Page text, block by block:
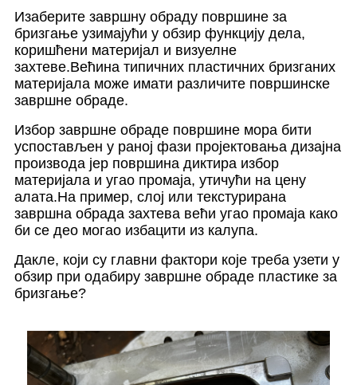
Изаберите завршну обраду површине за
бризгање узимајући у обзир функцију дела,
коришћени материјал и визуелне
захтеве.Већина типичних пластичних бризганих
материјала може имати различите површинске
завршне обраде.
Избор завршне обраде површине мора бити
успостављен у раној фази пројектовања дизајна
производа јер површина диктира избор
материјала и угао промаја, утичући на цену
алата.На пример, слој или текстурирана
завршна обрада захтева већи угао промаја како
би се део могао избацити из калупа.
Дакле, који су главни фактори које треба узети у
обзир при одабиру завршне обраде пластике за
бризгање?